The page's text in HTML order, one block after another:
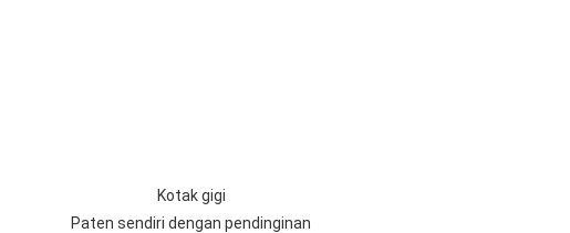
Kotak gigi
Paten sendiri dengan pendinginan